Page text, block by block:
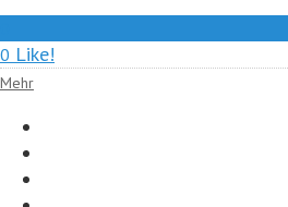
0 Like!
Mehr